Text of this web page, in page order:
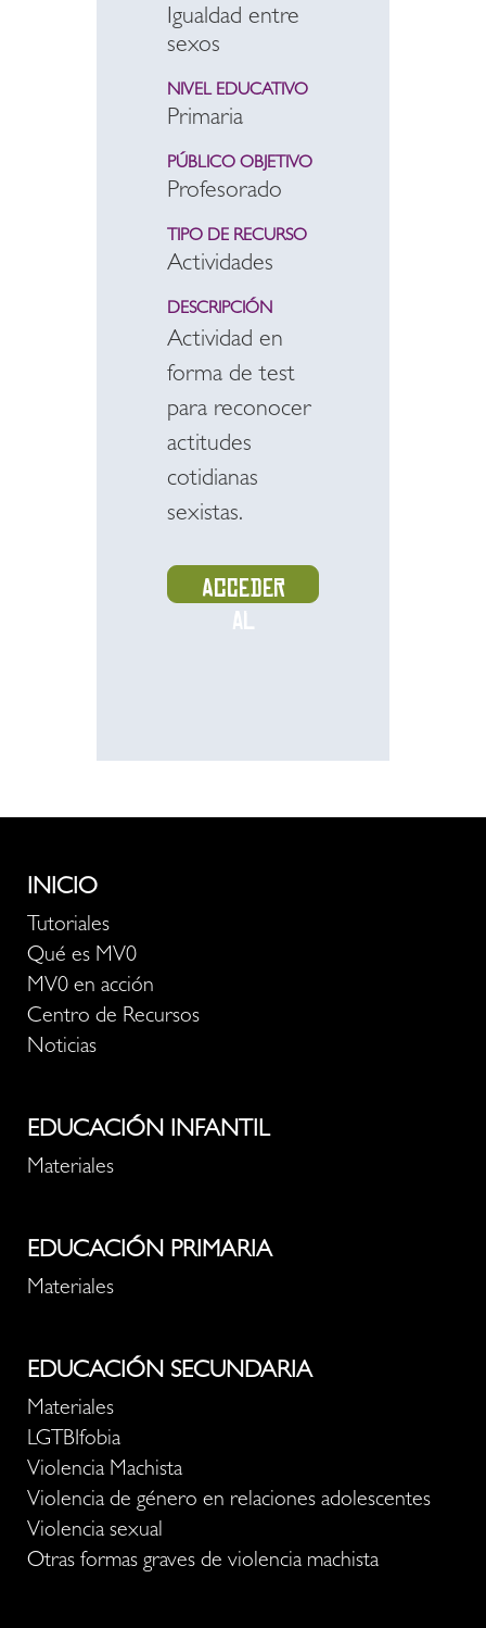
Igualdad entre
sexos
NIVEL EDUCATIVO
Primaria
PÚBLICO OBJETIVO
Profesorado
TIPO DE RECURSO
Actividades
DESCRIPCIÓN
Actividad en
forma de test
para reconocer
actitudes
cotidianas
sexistas.
Acceder
al
INICIO
Tutoriales
Qué es MV0
MV0 en acción
Centro de Recursos
Noticias
EDUCACIÓN INFANTIL
Materiales
EDUCACIÓN PRIMARIA
Materiales
EDUCACIÓN SECUNDARIA
Materiales
LGTBIfobia
Violencia Machista
Violencia de género en relaciones adolescentes
Violencia sexual
Otras formas graves de violencia machista